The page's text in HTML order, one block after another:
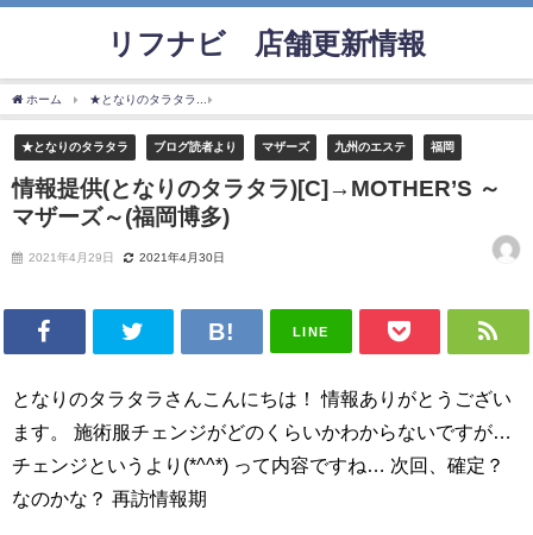
リフナビ®店舗更新情報
ホーム ★となりのタラタラ
★となりのタラタラ ブログ読者より マザーズ 九州のエステ 福岡
情報提供(となりのタラタラ)[C]→MOTHER’S ～
マザーズ～(福岡博多)
2021年4月29日 2021年4月30日
LINE
となりのタラタラさんこんにちは！ 情報ありがとうござい
ます。 施術服チェンジがどのくらいかわからないですが…
チェンジというより(*^^*) って内容ですね… 次回、確定？
なのかな？ 再訪情報期